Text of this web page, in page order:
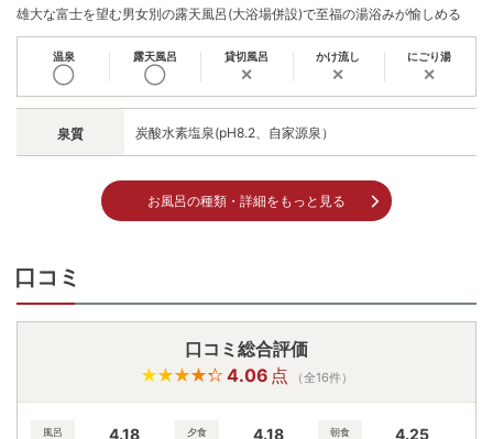
雄大な富士を望む男女別の露天風呂(大浴場併設)で至福の湯浴みが愉しめる
温泉
◯
露天風呂
◯
貸切風呂
✕
かけ流し
✕
にごり湯
✕
泉質 炭酸水素塩泉(pH8.2、自家源泉）
お風呂の種類・詳細をもっと見る
口コミ
口コミ総合評価
4.06 点 （全16件）
風呂 4.18 夕食 4.18 朝食 4.25